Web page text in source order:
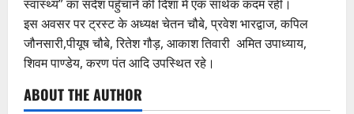
स्वास्थ्य” का संदेश पहुँचाने की दिशा में एक सार्थक कदम रही।
इस अवसर पर ट्रस्ट के अध्यक्ष चेतन चौबे, प्रवेश भारद्वाज, कपिल
जौनसारी,पीयूष चौबे, रितेश गौड़, आकाश तिवारी अमित उपाध्याय,
शिवम पाण्डेय, करण पंत आदि उपस्थित रहे।
ABOUT THE AUTHOR